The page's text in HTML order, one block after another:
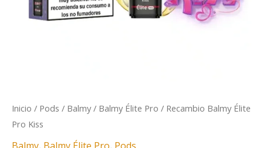
Inicio / Pods / Balmy/ Balmy Élite Pro / Recambio Balmy Élite
Pro Kiss